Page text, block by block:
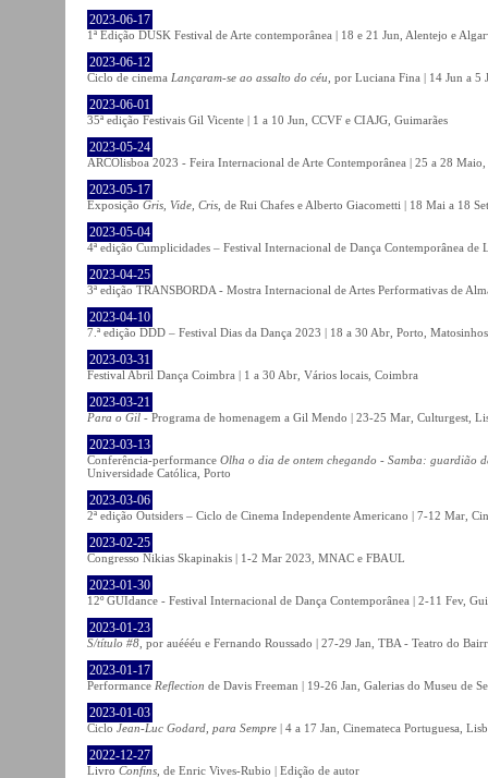
2023-06-17
1ª Edição DUSK Festival de Arte contemporânea | 18 e 21 Jun, Alentejo e
2023-06-12
Ciclo de cinema Lançaram-se ao assalto do céu , por Luciana Fina | 14 Jun a 5
2023-06-01
35ª edição Festivais Gil Vicente | 1 a 10 Jun, CCVF e CIAJG, Guimarães
2023-05-24
ARCOlisboa 2023 - Feira Internacional de Arte Contemporânea | 25 a 28
2023-05-17
Exposição Gris, Vide, Cris , de Rui Chafes e Alberto Giacometti | 18 Mai a 18
2023-05-04
4ª edição Cumplicidades – Festival Internacional de Dança Contemporânea
2023-04-25
3ª edição TRANSBORDA - Mostra Internacional de Artes Performativas de
2023-04-10
7.ª edição DDD – Festival Dias da Dança 2023 | 18 a 30 Abr, Porto,
2023-03-31
Festival Abril Dança Coimbra | 1 a 30 Abr, Vários locais, Coimbra
2023-03-21
Para o Gil - Programa de homenagem a Gil Mendo | 23-25 Mar, Culturgest,
2023-03-13
Conferência-performance Olha o dia de ontem chegando - Samba: guardião
Universidade Católica, Porto
2023-03-06
2ª edição Outsiders – Ciclo de Cinema Independente Americano | 7-12 Mar,
2023-02-25
Congresso Nikias Skapinakis | 1-2 Mar 2023, MNAC e FBAUL
2023-01-30
12º GUIdance - Festival Internacional de Dança Contemporânea | 2-11 Fev,
2023-01-23
S/título #8 , por auéééu e Fernando Roussado | 27-29 Jan, TBA - Teatro do
2023-01-17
Performance Reflection de Davis Freeman | 19-26 Jan, Galerias do Museu de
2023-01-03
Ciclo Jean-Luc Godard, para Sempre | 4 a 17 Jan, Cinemateca Portuguesa,
2022-12-27
Livro Confins , de Enric Vives-Rubio | Edição de autor